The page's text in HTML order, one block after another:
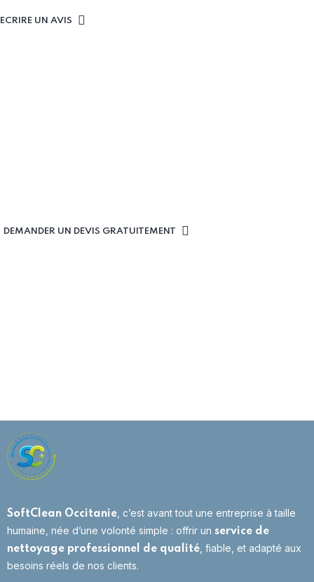
ECRIRE UN AVIS
DEMANDER UN DEVIS GRATUITEMENT
SoftClean Occitanie , c’est avant tout une entreprise à taille
humaine, née d’une volonté simple : offrir un service de
nettoyage professionnel de qualité , fiable, et adapté aux
besoins réels de nos clients.